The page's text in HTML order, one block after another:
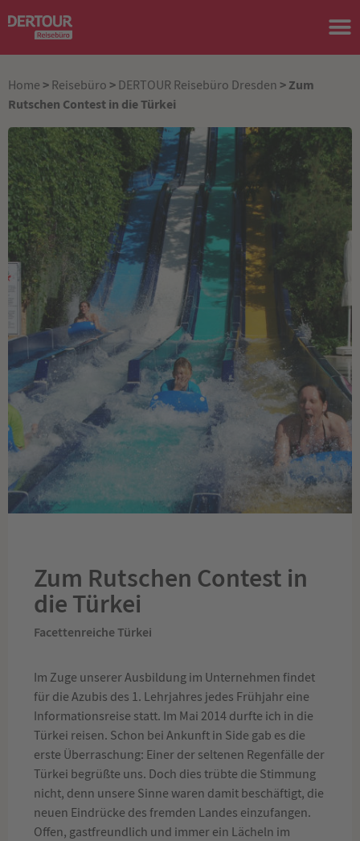
Home > Reisebüro > DERTOUR Reisebüro Dresden > Zum
Rutschen Contest in die Türkei
Zum Rutschen Contest in
die Türkei
Facettenreiche Türkei
Im Zuge unserer Ausbildung im Unternehmen findet
für die Azubis des 1. Lehrjahres jedes Frühjahr eine
Informationsreise statt. Im Mai 2014 durfte ich in die
Türkei reisen. Schon bei Ankunft in Side gab es die
erste Überraschung: Einer der seltenen Regenfälle der
Türkei begrüßte uns. Doch dies trübte die Stimmung
nicht, denn unsere Sinne waren damit beschäftigt, die
neuen Eindrücke des fremden Landes einzufangen.
Offen, gastfreundlich und immer ein Lächeln im